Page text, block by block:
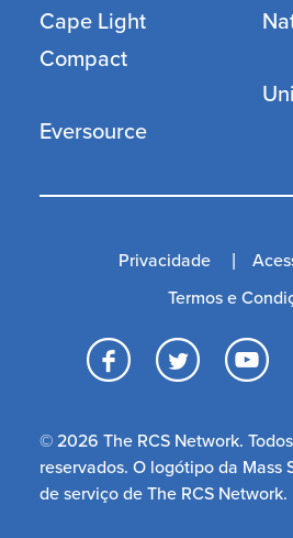
Cape Light
Compact
Eversource
Privacidade
Termos e
© 2026 The RCS Network.
reservados. O logótipo da Mass
de serviço de The RCS Network.